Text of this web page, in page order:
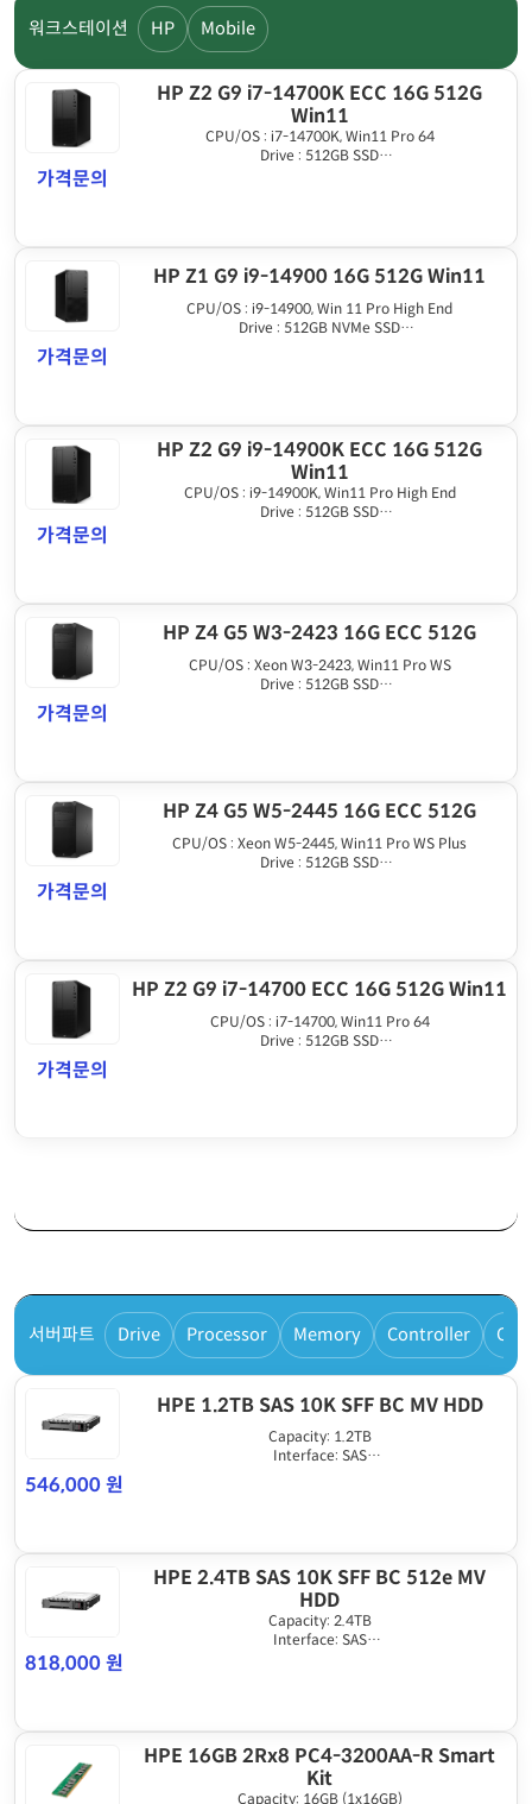
워크스테이션 HP Mobile
HP Z2 G9 i7-14700K ECC 16G 512G
Win11
CPU/OS : i7-14700K, Win11 Pro 64
Drive : 512GB SSD
가격문의
HP Z1 G9 i9-14900 16G 512G Win11
CPU/OS : i9-14900, Win 11 Pro High End
Drive : 512GB NVMe SSD
가격문의
HP Z2 G9 i9-14900K ECC 16G 512G
Win11
CPU/OS : i9-14900K, Win11 Pro High End
Drive : 512GB SSD
가격문의
HP Z4 G5 W3-2423 16G ECC 512G
CPU/OS : Xeon W3-2423, Win11 Pro WS
Drive : 512GB SSD
가격문의
HP Z4 G5 W5-2445 16G ECC 512G
CPU/OS : Xeon W5-2445, Win11 Pro WS Plus
Drive : 512GB SSD
가격문의
HP Z2 G9 i7-14700 ECC 16G 512G Win11
CPU/OS : i7-14700, Win11 Pro 64
Drive : 512GB SSD
가격문의
서버파트 Drive Processor Memory Controller
HPE 1.2TB SAS 10K SFF BC MV HDD
Capacity: 1.2TB
Interface: SAS
546,000 원
HPE 2.4TB SAS 10K SFF BC 512e MV
HDD
Capacity: 2.4TB
Interface: SAS
818,000 원
HPE 16GB 2Rx8 PC4-3200AA-R Smart
Kit
Capacity: 16GB (1x16GB)